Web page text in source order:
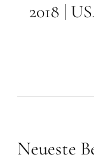
2018 |
Neueste